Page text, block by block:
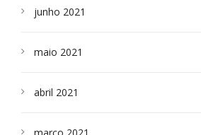
junho 2021
maio 2021
abril 2021